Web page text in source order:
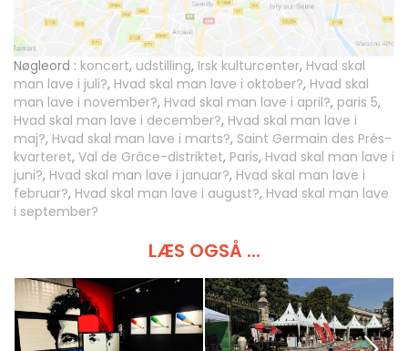
Nøgleord : koncert, udstilling, Irsk kulturcenter, Hvad skal
man lave i juli?, Hvad skal man lave i oktober?, Hvad skal
man lave i november?, Hvad skal man lave i april?, paris 5,
Hvad skal man lave i december?, Hvad skal man lave i
maj?, Hvad skal man lave i marts?, Saint Germain des Prés-
kvarteret, Val de Grâce-distriktet, Paris, Hvad skal man lave i
juni?, Hvad skal man lave i januar?, Hvad skal man lave i
februar?, Hvad skal man lave i august?, Hvad skal man lave
i september?
LÆS OGSÅ ...